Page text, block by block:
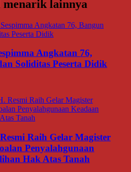
lainnya
Angkatan 76,
Soliditas Peserta Didik
Raih Gelar Magister
Penyalahgunaan
Hak Atas Tanah